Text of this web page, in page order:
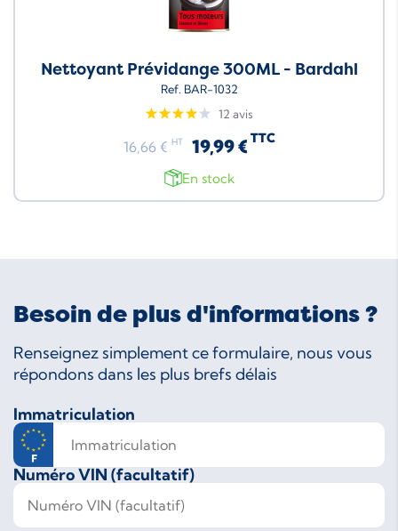
Nettoyant Prévidange 300ML - Bardahl
Ref. BAR-1032
12 avis
16,66 € HT 19,99 € TTC
En stock
Besoin de plus d'informations ?
Renseignez simplement ce formulaire, nous vous
répondons dans les plus brefs délais
Immatriculation
Numéro VIN (facultatif)